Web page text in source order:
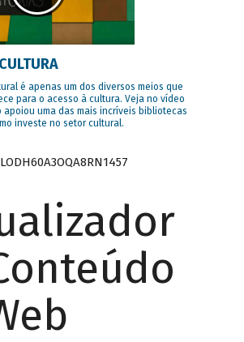
é apenas um dos diversos meios que
para o acesso à cultura. Veja no vídeo
apoiou uma das mais incríveis bibliotecas
investe no setor cultural.